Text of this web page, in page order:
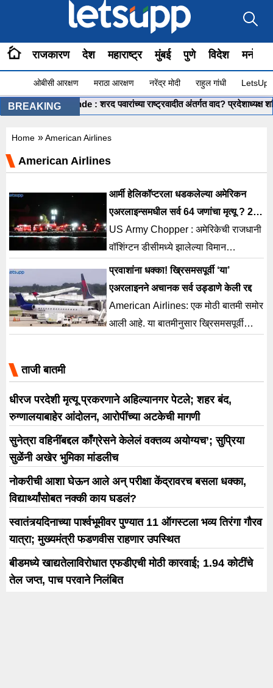
राजकारण देश महाराष्ट्र मुंबई पुणे विदेश
ओबीसी आरक्षण मराठा आरक्षण नरेंद्र मोदी राहुल गांधी
BREAKINGShinde : शरद पवारांच्या राष्ट्रवादीत अंतर्गत वाद? प्रदेशाध्यक्ष
Home »American Airlines
American Airlines
आर्मी हेलिकॉप्टरला धडकलेल्या अमेरिकन
एअरलाइन्समधील सर्व 64 जणांचा मृत्यू ? 28
मृतदेह सापडले
US Army Chopper : अमेरिकेची राजधानी
वॉशिंग्टन डीसीमध्ये झालेल्या विमान
अपघातामध्ये अमेरिकन विमानातील सर्व 64
प्रवाशांचा मृत्यू झाल्याची भीती
प्रवाशांना धक्का! ख्रिसमसपूर्वी ‘या’
एअरलाइनने अचानक सर्व उड्डाणे केली रद्द
American Airlines: एक मोठी बातमी समोर
आली आहे. या बातमीनुसार ख्रिसमसपूर्वी
ताजी बातमी
धीरज परदेशी मृत्यू प्रकरणाने अहिल्यानगर पेटले; शहर बंद,
रुग्णालयाबाहेर आंदोलन, आरोपींच्या अटकेची मागणी
सुनेत्रा वहिनींबद्दल काँग्रेसने केलेलं वक्तव्य अयोग्यच’; सुप्रिया
सुळेंनी अखेर भुमिका मांडलीच
नोकरीची आशा घेऊन आले अन् परीक्षा केंद्रावरच बसला धक्का,
विद्यार्थ्यांसोबत नक्की काय घडलं?
स्वातंत्र्यदिनाच्या पार्श्वभूमीवर पुण्यात 11 ऑगस्टला भव्य तिरंगा गौरव
यात्रा; मुख्यमंत्री फडणवीस राहणार उपस्थित
बीडमध्ये खाद्यतेलाविरोधात एफडीएची मोठी कारवाई; 1.94 कोटींचे
तेल जप्त, पाच परवाने निलंबित